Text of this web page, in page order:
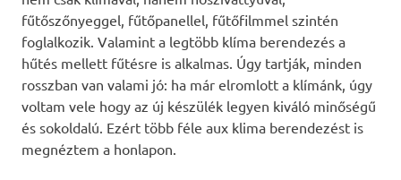
fűtőszőnyeggel, fűtőpanellel, fűtőfilmmel szintén
foglalkozik. Valamint a legtöbb klíma berendezés a
hűtés mellett fűtésre is alkalmas. Úgy tartják, minden
rosszban van valami jó: ha már elromlott a klímánk, úgy
voltam vele hogy az új készülék legyen kiváló minőségű
és sokoldalú. Ezért több féle aux klima berendezést is
megnéztem a honlapon.